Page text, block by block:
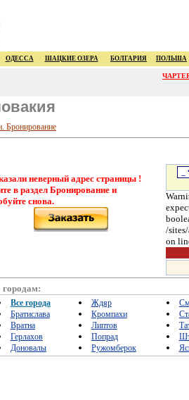
ОДЕССА ШАЦКИЕ ОЗЕРА БОЛГАРИЯ ПОЛЬША
Бронирование
/
on
неверный адрес страницы !
в раздел Бронирование и
снова.
Все города
Братислава
Вратна
Герлахов
Доновалы
Ждяр
Кромпахи
Липтов
Попрад
Ружомберок